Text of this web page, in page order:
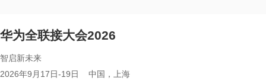
华为全联接大会2026
智启新未来
2026年9月17日-19日 中国，上海